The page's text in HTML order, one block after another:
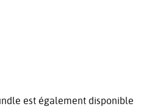
est également disponible